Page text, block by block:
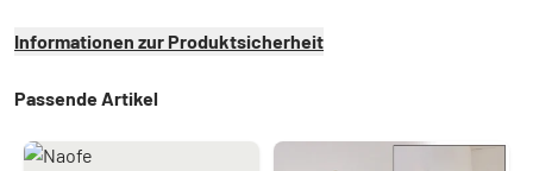
Informationen zur Produktsicherheit
Passende Artikel